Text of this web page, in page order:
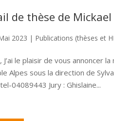
de thèse de Mickael
2023 | Publications (thèses et
le plaisir de vous annoncer
Alpes sous la direction de
04089443 Jury : Ghislaine...